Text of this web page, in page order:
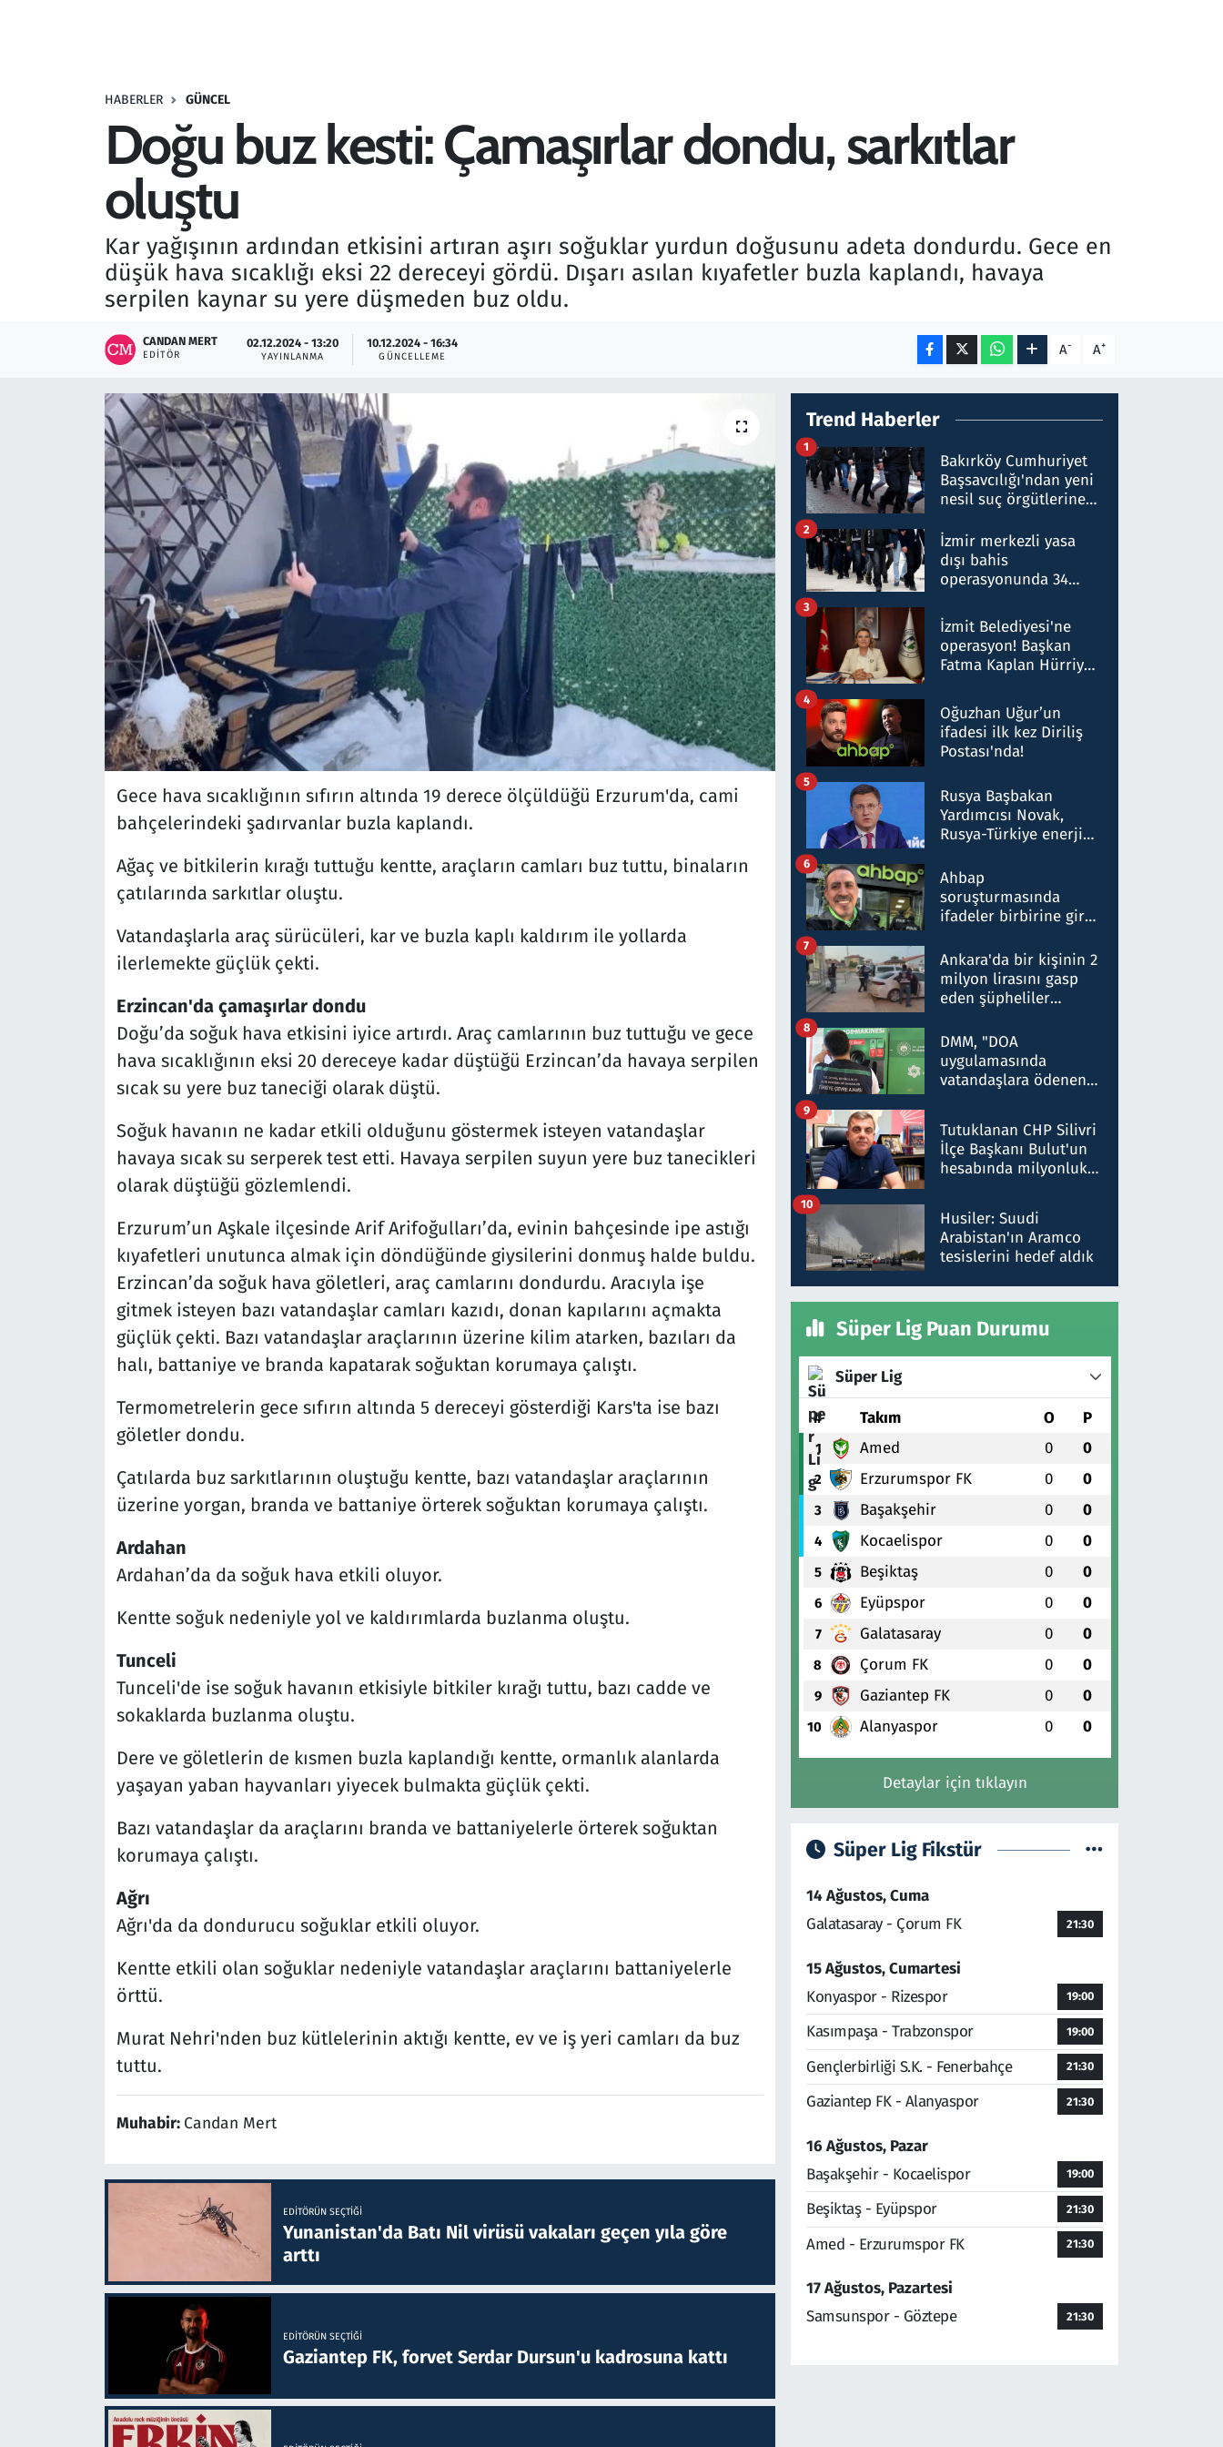
HABERLER GÜNCEL
Doğu buz kesti: Çamaşırlar dondu, sarkıtlar
oluştu
Kar yağışının ardından etkisini artıran aşırı soğuklar yurdun doğusunu adeta dondurdu. Gece en
düşük hava sıcaklığı eksi 22 dereceyi gördü. Dışarı asılan kıyafetler buzla kaplandı, havaya
serpilen kaynar su yere düşmeden buz oldu.
CANDAN MERT
EDITÖR
02.12.2024 - 13:20
YAYINLANMA
10.12.2024 - 16:34
GÜNCELLEME A- A+
Gece hava sıcaklığının sıfırın altında 19 derece ölçüldüğü Erzurum'da, cami
bahçelerindeki şadırvanlar buzla kaplandı.
Ağaç ve bitkilerin kırağı tuttuğu kentte, araçların camları buz tuttu, binaların
çatılarında sarkıtlar oluştu.
Vatandaşlarla araç sürücüleri, kar ve buzla kaplı kaldırım ile yollarda
ilerlemekte güçlük çekti.
Erzincan'da çamaşırlar dondu
Doğu’da soğuk hava etkisini iyice artırdı. Araç camlarının buz tuttuğu ve gece
hava sıcaklığının eksi 20 dereceye kadar düştüğü Erzincan’da havaya serpilen
sıcak su yere buz taneciği olarak düştü.
Soğuk havanın ne kadar etkili olduğunu göstermek isteyen vatandaşlar
havaya sıcak su serperek test etti. Havaya serpilen suyun yere buz tanecikleri
olarak düştüğü gözlemlendi.
Erzurum’un Aşkale ilçesinde Arif Arifoğulları’da, evinin bahçesinde ipe astığı
kıyafetleri unutunca almak için döndüğünde giysilerini donmuş halde buldu.
Erzincan’da soğuk hava göletleri, araç camlarını dondurdu. Aracıyla işe
gitmek isteyen bazı vatandaşlar camları kazıdı, donan kapılarını açmakta
güçlük çekti. Bazı vatandaşlar araçlarının üzerine kilim atarken, bazıları da
halı, battaniye ve branda kapatarak soğuktan korumaya çalıştı.
Termometrelerin gece sıfırın altında 5 dereceyi gösterdiği Kars'ta ise bazı
göletler dondu.
Çatılarda buz sarkıtlarının oluştuğu kentte, bazı vatandaşlar araçlarının
üzerine yorgan, branda ve battaniye örterek soğuktan korumaya çalıştı.
Ardahan
Ardahan’da da soğuk hava etkili oluyor.
Kentte soğuk nedeniyle yol ve kaldırımlarda buzlanma oluştu.
Tunceli
Tunceli'de ise soğuk havanın etkisiyle bitkiler kırağı tuttu, bazı cadde ve
sokaklarda buzlanma oluştu.
Dere ve göletlerin de kısmen buzla kaplandığı kentte, ormanlık alanlarda
yaşayan yaban hayvanları yiyecek bulmakta güçlük çekti.
Bazı vatandaşlar da araçlarını branda ve battaniyelerle örterek soğuktan
korumaya çalıştı.
Ağrı
Ağrı'da da dondurucu soğuklar etkili oluyor.
Kentte etkili olan soğuklar nedeniyle vatandaşlar araçlarını battaniyelerle
örttü.
Murat Nehri'nden buz kütlelerinin aktığı kentte, ev ve iş yeri camları da buz
tuttu.
Muhabir: Candan Mert
EDITÖRÜN SEÇTIĞI
Yunanistan'da Batı Nil virüsü vakaları geçen yıla göre
arttı
EDITÖRÜN SEÇTIĞI
Gaziantep FK, forvet Serdar Dursun'u kadrosuna kattı
Trend Haberler
Bakırköy Cumhuriyet
Başsavcılığı'ndan yeni
nesil suç örgütlerine
hakkında gözaltı kararı
1
İzmir merkezli yasa
dışı bahis
operasyonunda 34
Milyar liralık para
trafiği tespit edildi
2
İzmit Belediyesi'ne
operasyon! Başkan
Fatma Kaplan Hürriyet
3
Oğuzhan Uğur’un
ifadesi ilk kez Diriliş
Postası'nda!
4
Rusya Başbakan
Yardımcısı Novak,
Rusya-Türkiye enerji
nitelikte olduğunu
belirtti
5
Ahbap
soruşturmasında
ifadeler birbirine girdi:
ifadelerinden ortaya
çıkan tablo şok etti
6
Ankara'da bir kişinin 2
milyon lirasını gasp
eden şüpheliler
7
DMM, "DOA
uygulamasında
vatandaşlara ödenen
düşürüldüğü" iddiasını
yalanladı
8
Tutuklanan CHP Silivri
İlçe Başkanı Bulut'un
hesabında milyonluk
talimat verdi, ben
gönderdim
9
Husiler: Suudi
Arabistan'ın Aramco
tesislerini hedef aldık
10
Süper Lig Puan Durumu
Süper Lig
# Takım O P
1 Amed 0 0
2 Erzurumspor FK 0 0
3 Başakşehir 0 0
4 Kocaelispor 0 0
5 Beşiktaş 0 0
6 Eyüpspor 0 0
7 Galatasaray 0 0
8 Çorum FK 0 0
9 Gaziantep FK 0 0
10 Alanyaspor 0 0
Detaylar için tıklayın
Süper Lig Fikstür
14 Ağustos, Cuma
Galatasaray - Çorum FK
21:30
15 Ağustos, Cumartesi
Konyaspor - Rizespor
19:00
Kasımpaşa - Trabzonspor 19:00
Gençlerbirliği S.K. - Fenerbahçe 21:30
Gaziantep FK - Alanyaspor 21:30
16 Ağustos, Pazar
Başakşehir - Kocaelispor
19:00
Beşiktaş - Eyüpspor 21:30
Amed - Erzurumspor FK 21:30
17 Ağustos, Pazartesi
Samsunspor - Göztepe
21:30
Savunma Sanayi
Televizyon